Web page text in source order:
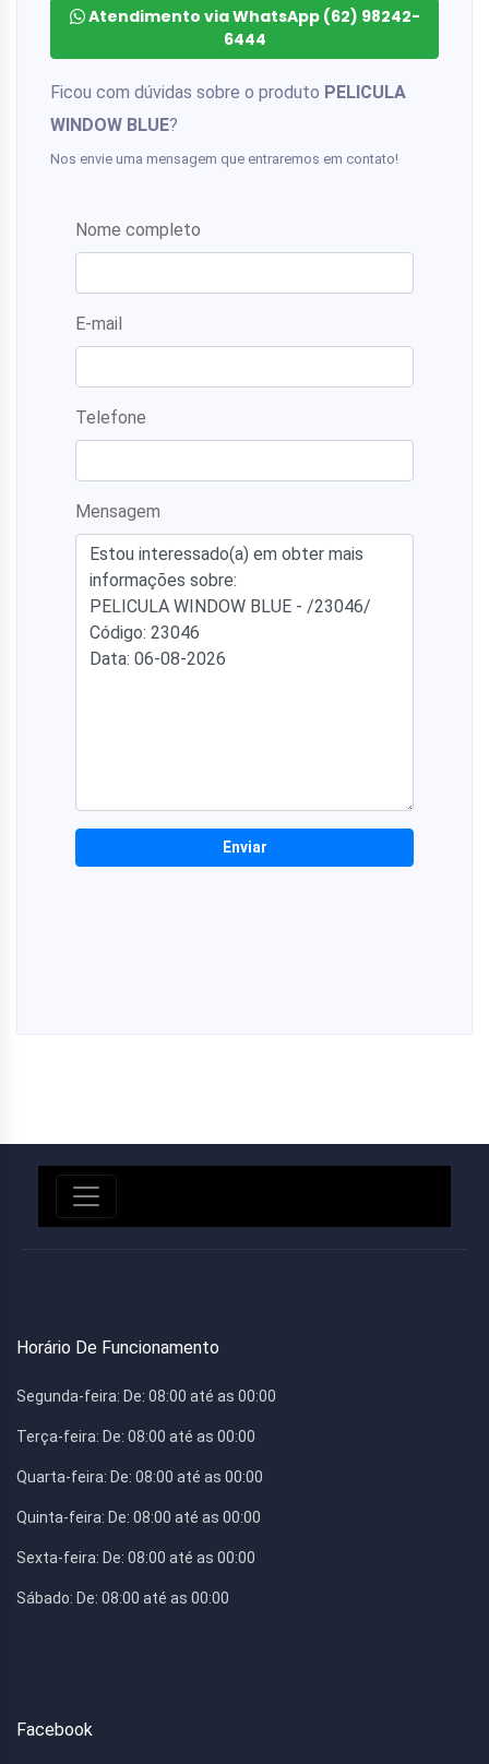
Atendimento via WhatsApp (62) 98242-
6444
Ficou com dúvidas sobre o produto PELICULA
WINDOW BLUE?
Nos envie uma mensagem que entraremos em contato!
Nome completo
E-mail
Telefone
Mensagem
Enviar
Horário De Funcionamento
Segunda-feira: De: 08:00 até as 00:00
Terça-feira: De: 08:00 até as 00:00
Quarta-feira: De: 08:00 até as 00:00
Quinta-feira: De: 08:00 até as 00:00
Sexta-feira: De: 08:00 até as 00:00
Sábado: De: 08:00 até as 00:00
Facebook